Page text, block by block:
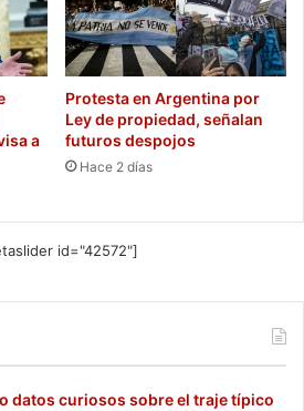
a
Protesta en Argentina por
Ley de propiedad, señalan
futuros despojos
Hace 2 días
id="42572"]
datos curiosos sobre el traje típico